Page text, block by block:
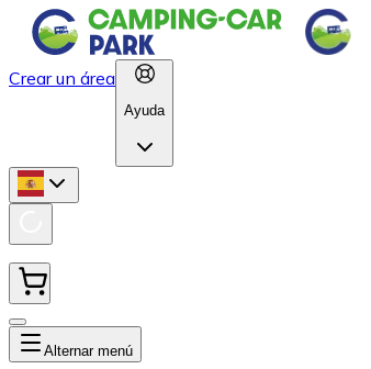
Crear un área
Ayuda
Alternar menú